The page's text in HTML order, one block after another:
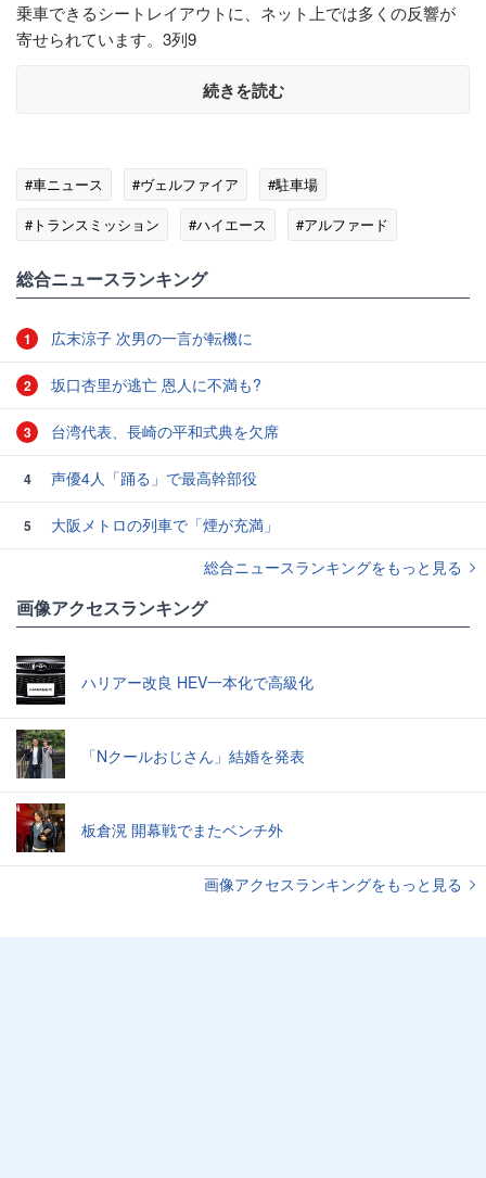
乗車できるシートレイアウトに、ネット上では多くの反響が
寄せられています。3列9
続きを読む
#車ニュース #ヴェルファイア
#駐車場
#トランスミッション
#ハイエース #アルファード
総合ニュースランキング
1 広末涼子 次男の一言が転機に
2 坂口杏里が逃亡 恩人に不満も?
3 台湾代表、長崎の平和式典を欠席
4 声優4人「踊る」で最高幹部役
5
大阪メトロの列車で「煙が充満」
総合ニュースランキングをもっと見る
画像アクセスランキング
ハリアー改良 HEV一本化で高級化
「Nクールおじさん」結婚を発表
板倉滉 開幕戦でまたベンチ外
画像アクセスランキングをもっと見る